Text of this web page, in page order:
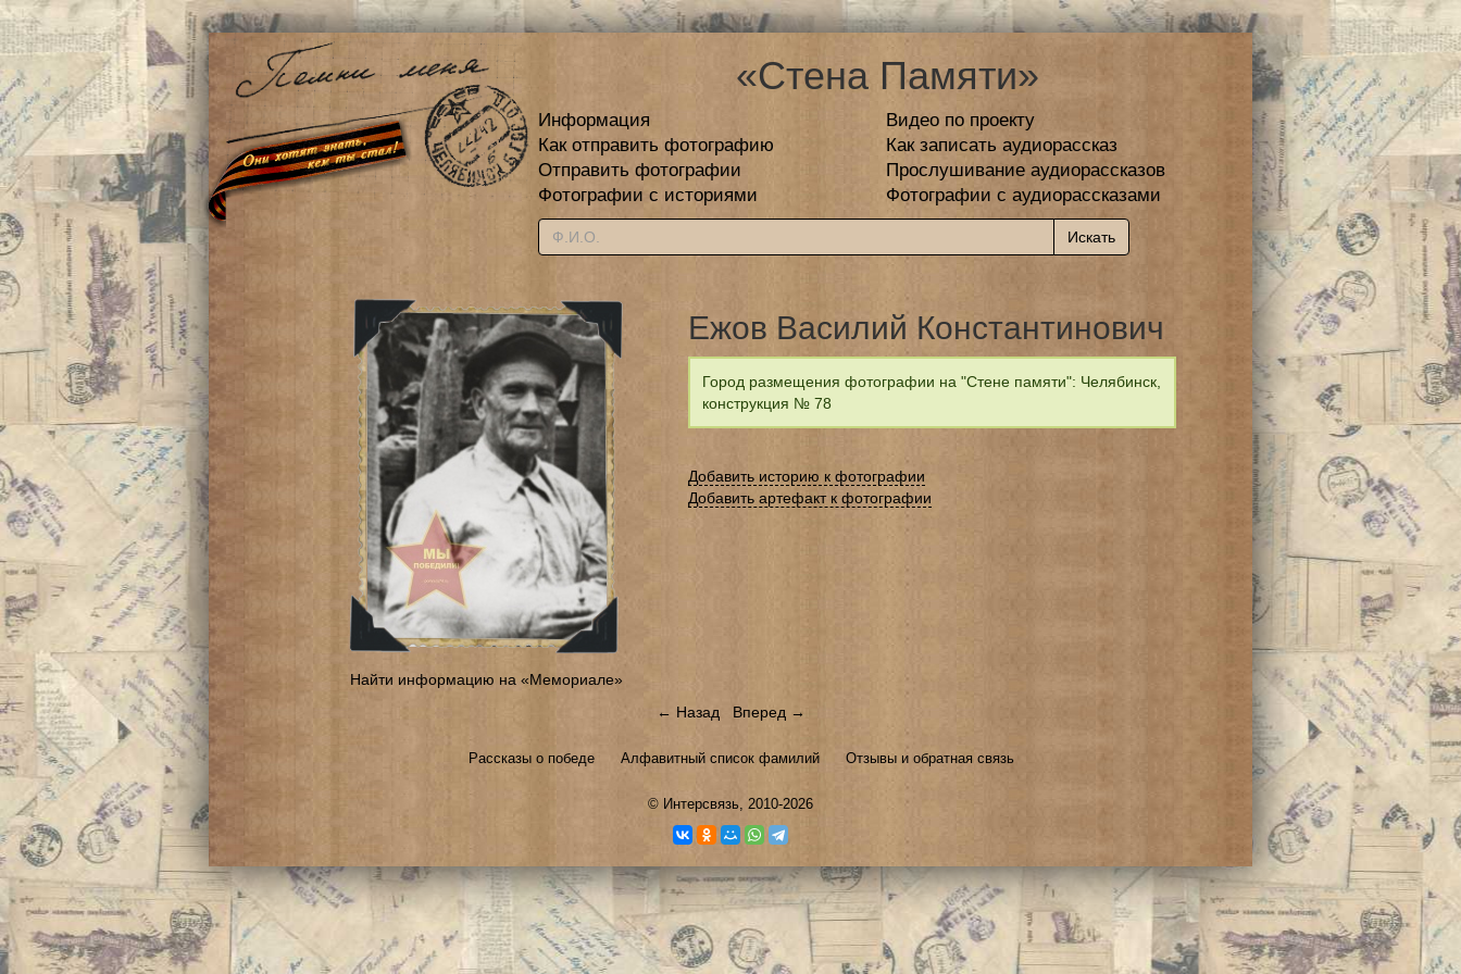
«Стена Памяти»
Информация
Видео по проекту
Как отправить фотографию
Как записать аудиорассказ
Отправить фотографии
Прослушивание аудиорассказов
Фотографии с историями
Фотографии с аудиорассказами
Найти информацию на «Мемориале»
Ежов Василий Константинович
Город размещения фотографии на "Стене памяти": Челябинск,
конструкция № 78
Добавить историю к фотографии
Добавить артефакт к фотографии
← Назад Вперед →
Рассказы о победе Алфавитный список фамилий Отзывы и обратная связь
© Интерсвязь, 2010-2026